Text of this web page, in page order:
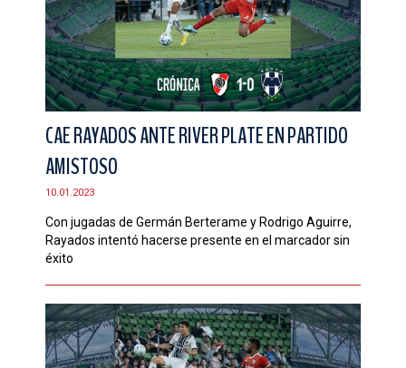
CAE RAYADOS ANTE RIVER PLATE EN PARTIDO
AMISTOSO
10.01.2023
Con jugadas de Germán Berterame y Rodrigo Aguirre,
Rayados intentó hacerse presente en el marcador sin
éxito